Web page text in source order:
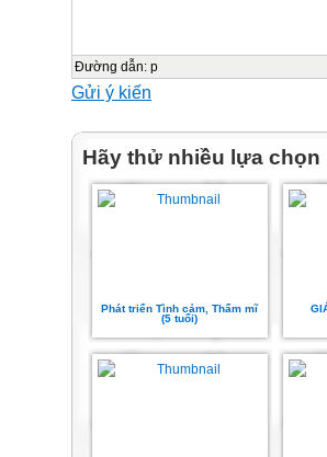
Đường dẫn: p
Gửi ý kiến
Hãy thử nhiều lựa chọn
Phát triển Tình cảm, Thẩm mĩ
(5 tuổi)